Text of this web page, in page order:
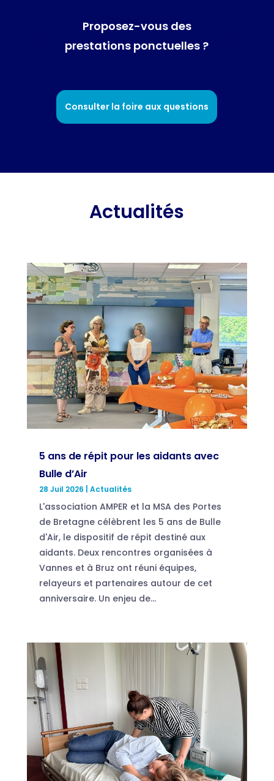
Proposez-vous des
prestations ponctuelles ?
Consulter la foire aux questions
Actualités
5 ans de répit pour les aidants avec
Bulle d’Air
28 Juil 2026 Actualités
L'association AMPER et la MSA des Portes
de Bretagne célèbrent les 5 ans de Bulle
d'Air, le dispositif de répit destiné aux
aidants. Deux rencontres organisées à
Vannes et à Bruz ont réuni équipes,
relayeurs et partenaires autour de cet
anniversaire. Un enjeu de...